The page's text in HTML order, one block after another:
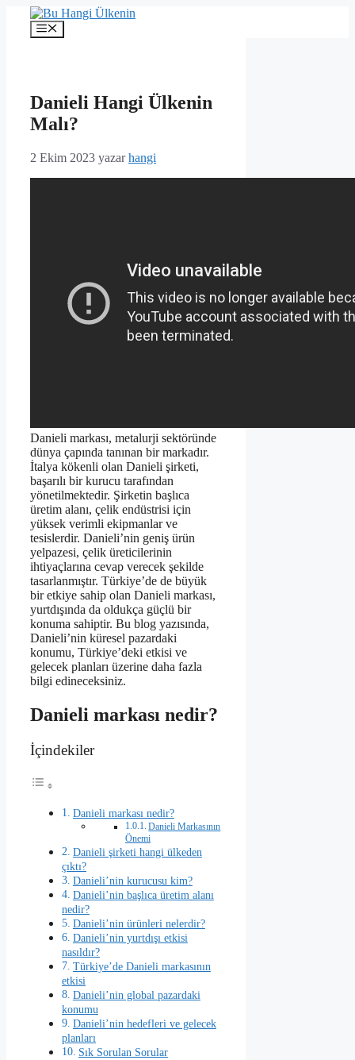
İçeriğe
Menü
Danieli Hangi Ülkenin
Malı?
2 Ekim 2023 yazarhangi
Danieli markası, metalurji sektöründe
dünya çapında tanınan bir markadır.
İtalya kökenli olan Danieli şirketi,
başarılı bir kurucu tarafından
yönetilmektedir. Şirketin başlıca
üretim alanı, çelik endüstrisi için
yüksek verimli ekipmanlar ve
tesislerdir. Danieli’nin geniş ürün
yelpazesi, çelik üreticilerinin
ihtiyaçlarına cevap verecek şekilde
tasarlanmıştır. Türkiye’de de büyük
bir etkiye sahip olan Danieli markası,
yurtdışında da oldukça güçlü bir
konuma sahiptir. Bu blog yazısında,
Danieli’nin küresel pazardaki
konumu, Türkiye’deki etkisi ve
gelecek planları üzerine daha fazla
bilgi edineceksiniz.
Danieli markası nedir?
İçindekiler
Danieli markası nedir?
Danieli Markasının
Önemi
Danieli şirketi hangi ülkeden
çıktı?
Danieli’nin kurucusu kim?
Danieli’nin başlıca üretim alanı
nedir?
Danieli’nin ürünleri nelerdir?
Danieli’nin yurtdışı etkisi
nasıldır?
Türkiye’de Danieli markasının
etkisi
Danieli’nin global pazardaki
konumu
Danieli’nin hedefleri ve gelecek
planları
Sık Sorulan Sorular